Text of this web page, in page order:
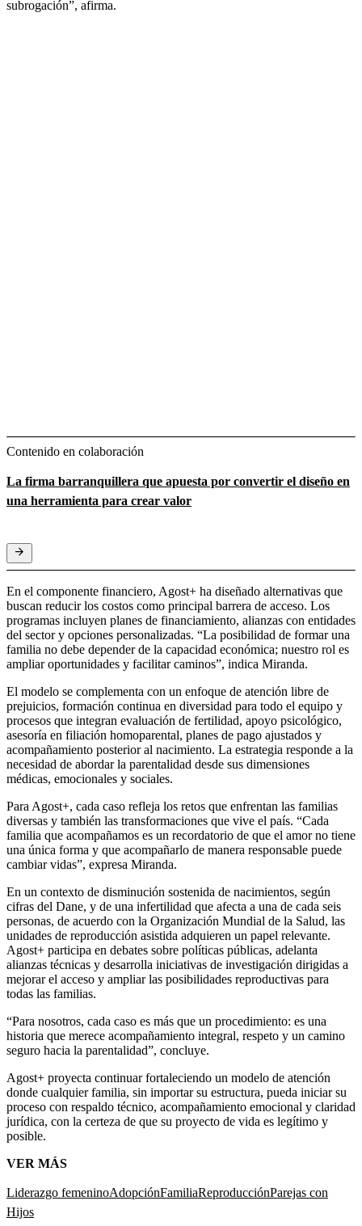
subrogación”, afirma.
Contenido en colaboración
La firma barranquillera que apuesta por convertir el diseño en
una herramienta para crear valor
En el componente financiero, Agost+ ha diseñado alternativas que
buscan reducir los costos como principal barrera de acceso. Los
programas incluyen planes de financiamiento, alianzas con entidades
del sector y opciones personalizadas. “La posibilidad de formar una
familia no debe depender de la capacidad económica; nuestro rol es
ampliar oportunidades y facilitar caminos”, indica Miranda.
El modelo se complementa con un enfoque de atención libre de
prejuicios, formación continua en diversidad para todo el equipo y
procesos que integran evaluación de fertilidad, apoyo psicológico,
asesoría en filiación homoparental, planes de pago ajustados y
acompañamiento posterior al nacimiento. La estrategia responde a la
necesidad de abordar la parentalidad desde sus dimensiones
médicas, emocionales y sociales.
Para Agost+, cada caso refleja los retos que enfrentan las familias
diversas y también las transformaciones que vive el país. “Cada
familia que acompañamos es un recordatorio de que el amor no tiene
una única forma y que acompañarlo de manera responsable puede
cambiar vidas”, expresa Miranda.
En un contexto de disminución sostenida de nacimientos, según
cifras del Dane, y de una infertilidad que afecta a una de cada seis
personas, de acuerdo con la Organización Mundial de la Salud, las
unidades de reproducción asistida adquieren un papel relevante.
Agost+ participa en debates sobre políticas públicas, adelanta
alianzas técnicas y desarrolla iniciativas de investigación dirigidas a
mejorar el acceso y ampliar las posibilidades reproductivas para
todas las familias.
“Para nosotros, cada caso es más que un procedimiento: es una
historia que merece acompañamiento integral, respeto y un camino
seguro hacia la parentalidad”, concluye.
Agost+ proyecta continuar fortaleciendo un modelo de atención
donde cualquier familia, sin importar su estructura, pueda iniciar su
proceso con respaldo técnico, acompañamiento emocional y claridad
jurídica, con la certeza de que su proyecto de vida es legítimo y
posible.
VER MÁS
Liderazgo femeninoAdopciónFamiliaReproducciónParejas con
Hijos